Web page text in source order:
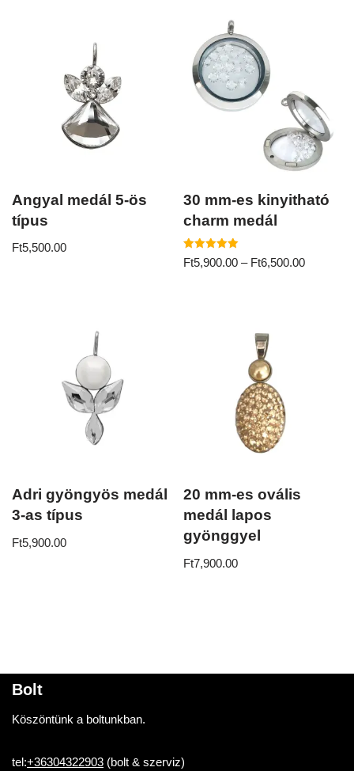
Angyal medál 5-ös
típus
Ft5,500.00
30 mm-es kinyitható
charm medál
Értékelés:
5.00
Ft5,900.00 – Ft6,500.00
Adri gyöngyös medál
3-as típus
Ft5,900.00
20 mm-es ovális
medál lapos
gyönggyel
Ft7,900.00
Bolt
Köszöntünk a boltunkban.
tel:+36304322903 (bolt & szerviz)